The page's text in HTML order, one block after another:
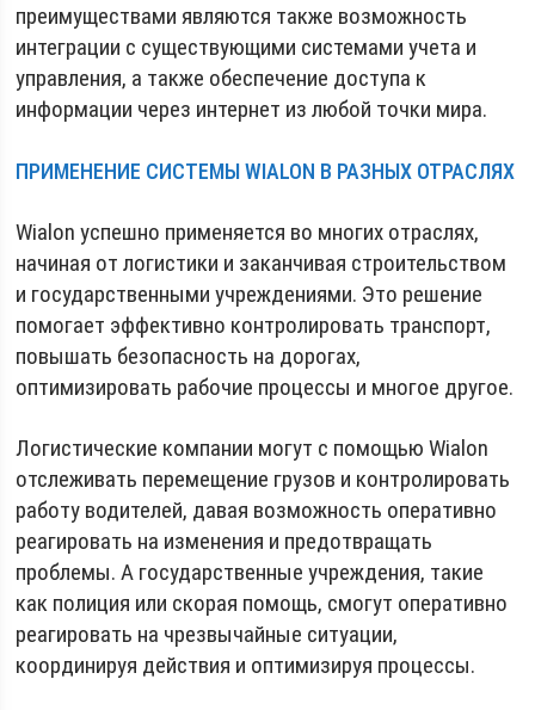
преимуществами являются также возможность
интеграции с существующими системами учета и
управления, а также обеспечение доступа к
информации через интернет из любой точки мира.
ПРИМЕНЕНИЕ СИСТЕМЫ WIALON В РАЗНЫХ ОТРАСЛЯХ
Wialon успешно применяется во многих отраслях,
начиная от логистики и заканчивая строительством
и государственными учреждениями. Это решение
помогает эффективно контролировать транспорт,
повышать безопасность на дорогах,
оптимизировать рабочие процессы и многое другое.
Логистические компании могут с помощью Wialon
отслеживать перемещение грузов и контролировать
работу водителей, давая возможность оперативно
реагировать на изменения и предотвращать
проблемы. А государственные учреждения, такие
как полиция или скорая помощь, смогут оперативно
реагировать на чрезвычайные ситуации,
координируя действия и оптимизируя процессы.